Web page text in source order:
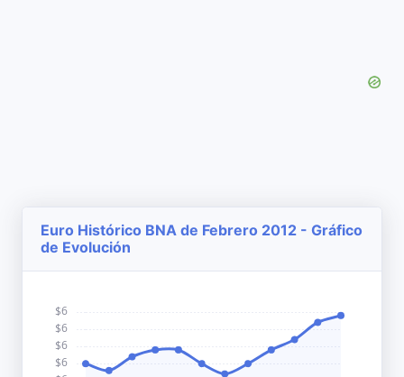
Euro Histórico BNA de Febrero 2012 - Gráfico
de Evolución